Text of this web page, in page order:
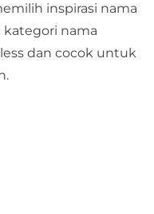
inspirasi nama
kategori nama
dan cocok untuk